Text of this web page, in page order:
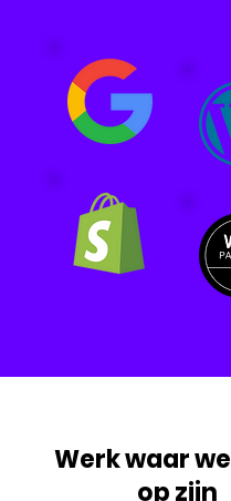
Werk waar we
op zijn